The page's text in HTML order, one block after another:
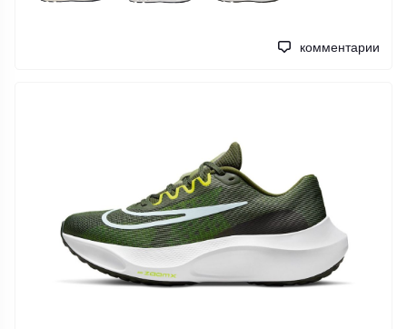
комментарии